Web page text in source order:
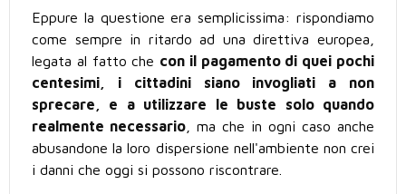
Eppure la questione era semplicissima: rispondiamo
come sempre in ritardo ad una direttiva europea,
legata al fatto che con il pagamento di quei pochi
centesimi, i cittadini siano invogliati a non
sprecare, e a utilizzare le buste solo quando
realmente necessario , ma che in ogni caso anche
abusandone la loro dispersione nell'ambiente non crei
i danni che oggi si possono riscontrare.